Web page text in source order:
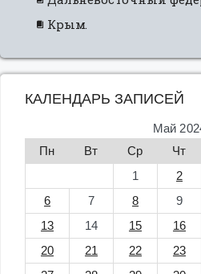
Крым.
КАЛЕНДАРЬ ЗАПИСЕЙ
Май
Пн
Вт Ср Чт
1
2
6
7 8 9
13
14 15 16
20
21 22 23